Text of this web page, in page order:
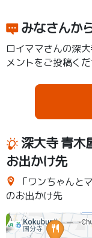
みなさんか
ロイママさんの深
メントをご投稿くだ
深大寺 青木
お出かけ先
「ワンちゃんと
のお出かけ先